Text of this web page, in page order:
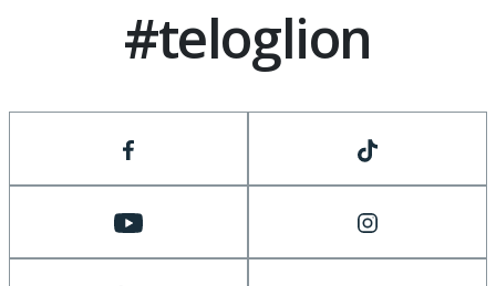
#teloglion